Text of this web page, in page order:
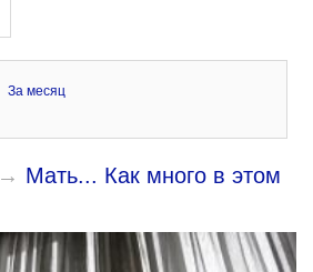
За месяц
→ Мать... Как много в этом